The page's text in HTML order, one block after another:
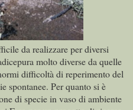
da realizzare per diversi
molto diverse da quelle
difficoltà di reperimento del
spontanee. Per quanto si è
di specie in vaso di ambiente